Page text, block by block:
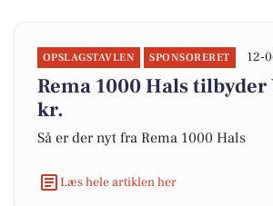
OPSLAGSTAVLEN SPONSORERET 12-
Rema 1000 Hals
kr.
Så er der nyt fra Rema 1000 Hals
Læs hele artiklen her